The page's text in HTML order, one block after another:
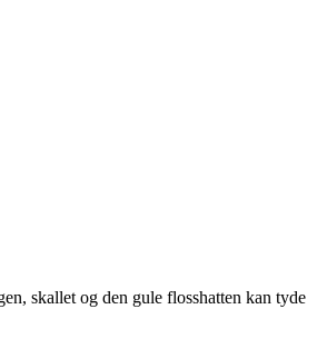
skallet og den gule flosshatten kan tyde